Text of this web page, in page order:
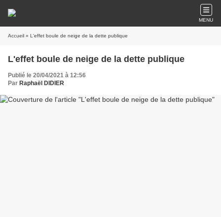
MENU
Accueil » L'effet boule de neige de la dette publique
L'effet boule de neige de la dette publique
Publié le 20/04/2021 à 12:56
Par Raphaël DIDIER